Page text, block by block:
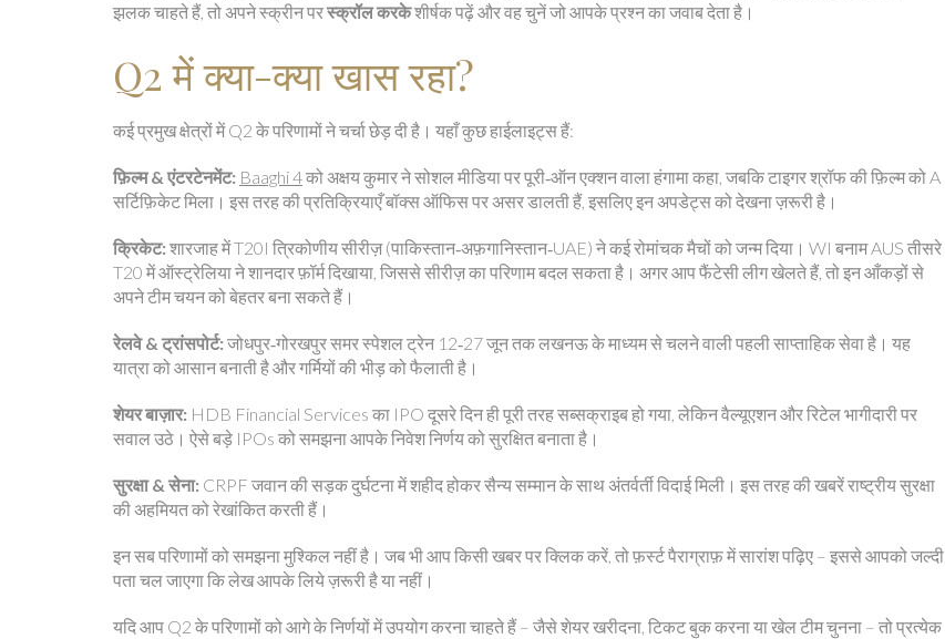
झलक चाहते हैं, तो अपने स्क्रीन परस्क्रॉल करकेशीर्षक पढ़ें और वह चुनें जो आपके प्रश्न का जवाब देता है।
Q2 में क्या-क्या खास रहा?
कई प्रमुख क्षेत्रों में Q2 के परिणामों ने चर्चा छेड़ दी है। यहाँ कुछ हाईलाइट्स हैं:
फ़िल्म & एंटरटेनमेंट: Baaghi 4को अक्षय कुमार ने सोशल मीडिया पर पूरी‑ऑन एक्शन वाला हंगामा कहा, जबकि टाइगर श्रॉफ की फ़िल्म को A
सर्टिफ़िकेट मिला। इस तरह की प्रतिक्रियाएँ बॉक्स ऑफिस पर असर डालती हैं, इसलिए इन अपडेट्स को देखना ज़रूरी है।
क्रिकेट: शारजाह में T20I त्रिकोणीय सीरीज़ (पाकिस्तान‑अफ़गानिस्तान‑UAE) ने कई रोमांचक मैचों को जन्म दिया। WI बनाम AUS तीसरे
T20 में ऑस्ट्रेलिया ने शानदार फ़ॉर्म दिखाया, जिससे सीरीज़ का परिणाम बदल सकता है। अगर आप फैंटेसी लीग खेलते हैं, तो इन आँकड़ों से
अपने टीम चयन को बेहतर बना सकते हैं।
रेलवे & ट्रांसपोर्ट: जोधपुर‑गोरखपुर समर स्पेशल ट्रेन 12‑27 जून तक लखनऊ के माध्यम से चलने वाली पहली साप्ताहिक सेवा है। यह
यात्रा को आसान बनाती है और गर्मियों की भीड़ को फैलाती है।
शेयर बाज़ार: HDB Financial Services का IPO दूसरे दिन ही पूरी तरह सब्सक्राइब हो गया, लेकिन वैल्यूएशन और रिटेल भागीदारी पर
सवाल उठे। ऐसे बड़े IPOs को समझना आपके निवेश निर्णय को सुरक्षित बनाता है।
सुरक्षा & सेना: CRPF जवान की सड़क दुर्घटना में शहीद होकर सैन्य सम्मान के साथ अंतर्वर्ती विदाई मिली। इस तरह की खबरें राष्ट्रीय सुरक्षा
की अहमियत को रेखांकित करती हैं।
इन सब परिणामों को समझना मुश्किल नहीं है। जब भी आप किसी खबर पर क्लिक करें, तो फ़र्स्ट पैराग्राफ़ में सारांश पढ़िए – इससे आपको जल्दी
पता चल जाएगा कि लेख आपके लिये ज़रूरी है या नहीं।
यदि आप Q2 के परिणामों को आगे के निर्णयों में उपयोग करना चाहते हैं – जैसे शेयर खरीदना, टिकट बुक करना या खेल टीम चुनना – तो प्रत्येक